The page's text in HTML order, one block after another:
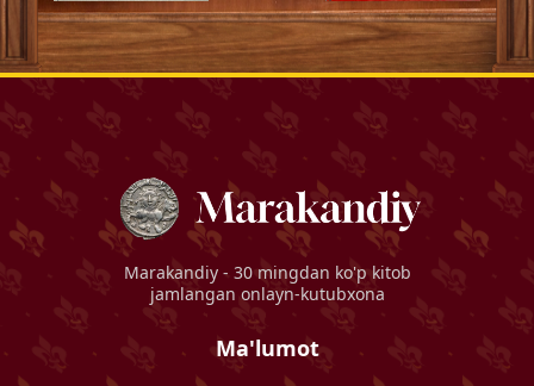
Marakandiy - 30 mingdan ko'p kitob
jamlangan onlayn-kutubxona
Ma'lumot